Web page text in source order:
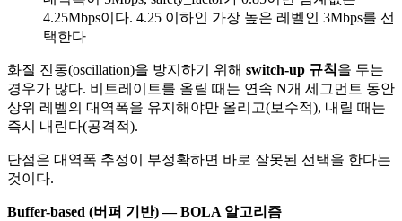
4.25Mbps이다. 4.25 이하인 가장 높은 레벨인 3Mbps를 선
택한다
화질 진동(oscillation)을 방지하기 위해 switch-up 규칙을 두는
경우가 많다. 비트레이트를 올릴 때는 연속 N개 세그먼트 동안
상위 레벨의 대역폭을 유지해야만 올리고(보수적), 내릴 때는
즉시 내린다(공격적).
단점은 대역폭 추정이 부정확하면 바로 잘못된 선택을 한다는
것이다.
Buffer-based (버퍼 기반) — BOLA 알고리즘